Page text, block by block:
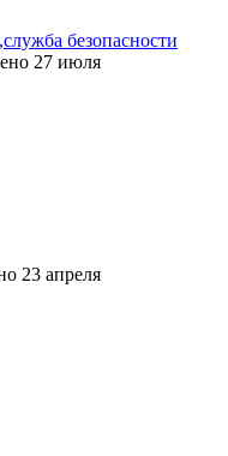
безопасности
27 июля
23 апреля